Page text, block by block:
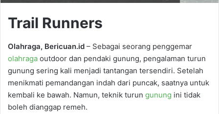
Trail Runners
Olahraga, Bericuan.id – Sebagai seorang penggemar
olahraga outdoor dan pendaki gunung, pengalaman turun
gunung sering kali menjadi tantangan tersendiri. Setelah
menikmati pemandangan indah dari puncak, saatnya untuk
kembali ke bawah. Namun, teknik turun gunung ini tidak
boleh dianggap remeh.